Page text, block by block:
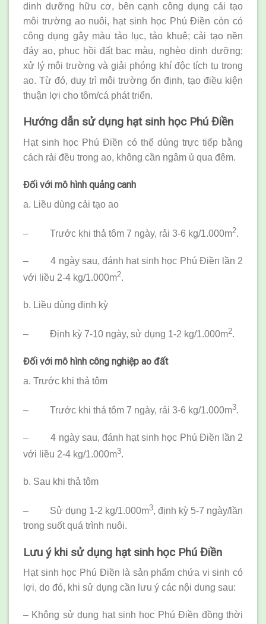
dinh dưỡng hữu cơ, bên cạnh công dụng cải tạo
môi trường ao nuôi, hạt sinh học Phú Điền còn có
công dụng gây màu tảo lục, tảo khuê; cải tạo nền
đáy ao, phục hồi đất bạc màu, nghèo dinh dưỡng;
xử lý môi trường và giải phóng khí độc tích tụ trong
ao. Từ đó, duy trì môi trường ổn định, tạo điều kiện
thuận lợi cho tôm/cá phát triển.
Hướng dẫn sử dụng hạt sinh học Phú Điền
Hạt sinh học Phú Điền có thể dùng trực tiếp bằng
cách rải đều trong ao, không cần ngâm ủ qua đêm.
Đối với mô hình quảng canh
a. Liều dùng cải tạo ao
– Trước khi thả tôm 7 ngày, rải 3-6 kg/1.000m2.
– 4 ngày sau, đánh hạt sinh học Phú Điền lần 2
với liều 2-4 kg/1.000m2.
b. Liều dùng định kỳ
– Định kỳ 7-10 ngày, sử dụng 1-2 kg/1.000m2.
Đối với mô hình công nghiệp ao đất
a. Trước khi thả tôm
– Trước khi thả tôm 7 ngày, rải 3-6 kg/1.000m3.
– 4 ngày sau, đánh hạt sinh học Phú Điền lần 2
với liều 2-4 kg/1.000m3.
b. Sau khi thả tôm
– Sử dụng 1-2 kg/1.000m3, định kỳ 5-7 ngày/lần
trong suốt quá trình nuôi.
Lưu ý khi sử dụng hạt sinh học Phú Điền
Hạt sinh học Phú Điền là sản phẩm chứa vi sinh có
lợi, do đó, khi sử dụng cần lưu ý các nội dung sau:
– Không sử dụng hạt sinh học Phú Điền đồng thời